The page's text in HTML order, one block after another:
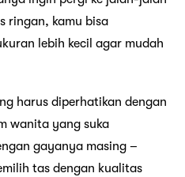
ringan, kamu bisa
lebih kecil agar mudah
harus diperhatikan dengan
wanita yang suka
gayanya masing –
tas dengan kualitas